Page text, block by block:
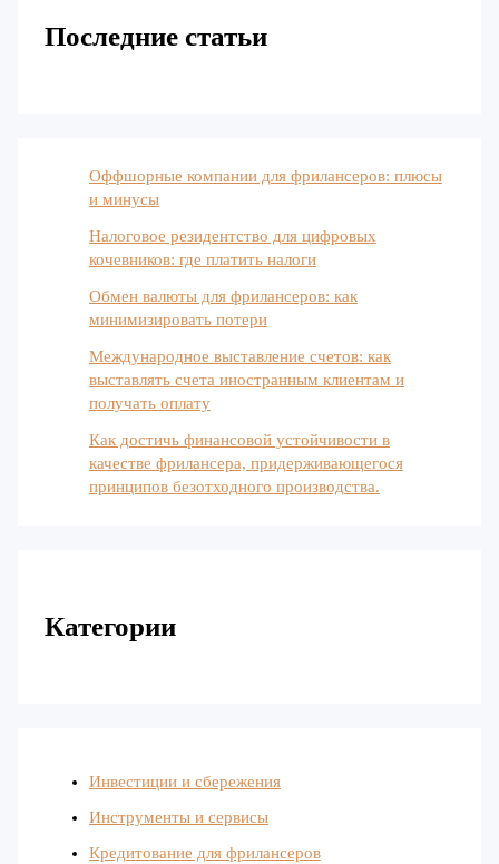
Последние статьи
Оффшорные компании для фрилансеров: плюсы
и минусы
Налоговое резидентство для цифровых
кочевников: где платить налоги
Обмен валюты для фрилансеров: как
минимизировать потери
Международное выставление счетов: как
выставлять счета иностранным клиентам и
получать оплату
Как достичь финансовой устойчивости в
качестве фрилансера, придерживающегося
принципов безотходного производства.
Категории
Инвестиции и сбережения
Инструменты и сервисы
Кредитование для фрилансеров